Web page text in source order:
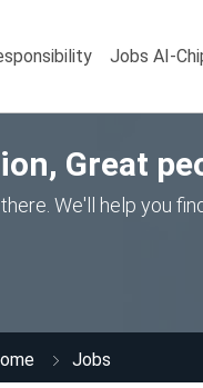
Jobs AI-
Great
We'll help you
Jobs